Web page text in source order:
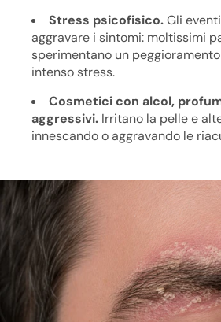
Stress psicofisico.Gli
aggravare i sintomi: moltissimi
sperimentano un
intenso stress.
Cosmetici con alcol,
aggressivi. Irritano la pelle e
innescando o aggravando le